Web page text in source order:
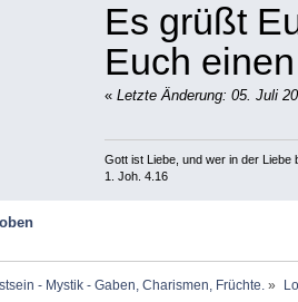
Es grüßt
Euch
« Letzte Änderung: 05. Juli
Gott ist Liebe, und wer in der Liebe
1. Joh. 4.16
- Mystik - Gaben, Charismen, Früchte. »